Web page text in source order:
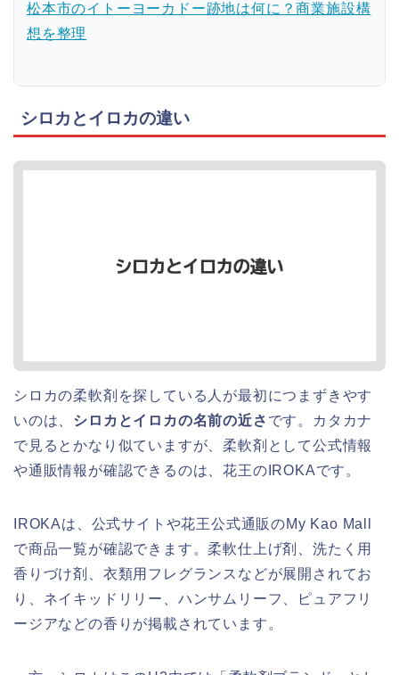
松本市のイトーヨーカドー跡地は何に？商業施設構
想を整理
シロカとイロカの違い
シロカの柔軟剤を探している人が最初につまずきやす
いのは、 シロカとイロカの名前の近さ です。カタカナ
で見るとかなり似ていますが、柔軟剤として公式情報
や通販情報が確認できるのは、花王のIROKAです。
IROKAは、公式サイトや花王公式通販のMy Kao Mall
で商品一覧が確認できます。柔軟仕上げ剤、洗たく用
香りづけ剤、衣類用フレグランスなどが展開されてお
り、ネイキッドリリー、ハンサムリーフ、ピュアフリ
ージアなどの香りが掲載されています。